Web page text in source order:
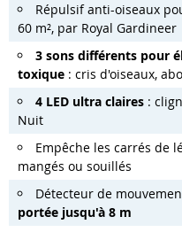
Répulsif anti-oiseaux
60 m², par Royal Gardineer
3 sons différents pour
toxique : cris d'oiseaux,
4 LED ultra claires :
Nuit
Empêche les carrés de
mangés ou souillés
Détecteur de
portée jusqu'à 8 m